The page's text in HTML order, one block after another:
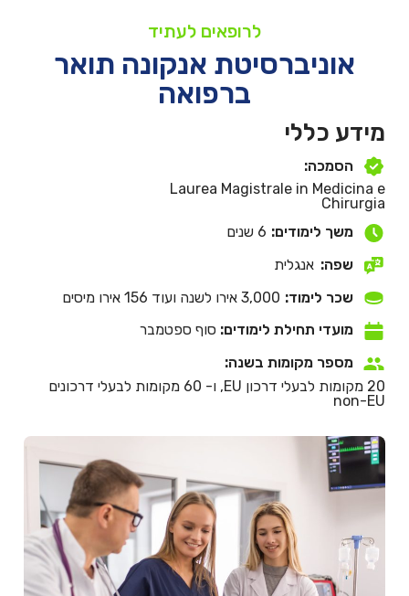
לרופאים לעתיד
אוניברסיטת אנקונה תואר
ברפואה
מידע כללי
הסמכה:
Laurea Magistrale in Medicina e
Chirurgia
משך לימודים: 6 שנים
שפה: אנגלית
שכר לימוד: 3,000 אירו לשנה ועוד 156 אירו מיסים
מועדי תחילת לימודים: סוף ספטמבר
מספר מקומות בשנה:
20 מקומות לבעלי דרכון EU, ו- 60 מקומות לבעלי דרכונים
non-EU